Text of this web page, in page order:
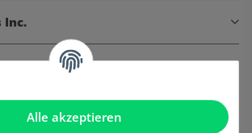
Alle akzeptieren
Inc.